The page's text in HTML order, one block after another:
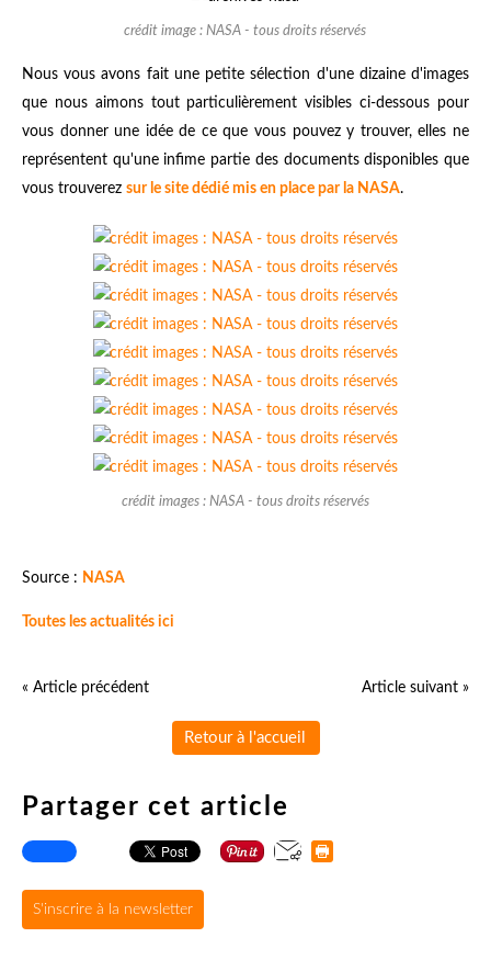
crédit image : NASA - tous droits réservés
Nous vous avons fait une petite sélection d'une dizaine d'images
que nous aimons tout particulièrement visibles ci-dessous pour
vous donner une idée de ce que vous pouvez y trouver, elles ne
représentent qu'une infime partie des documents disponibles que
vous trouverez sur le site dédié mis en place par la NASA.
crédit images : NASA - tous droits réservés
Source : NASA
Toutes les actualités ici
« Article précédent Article suivant »
Retour à l'accueil
Partager cet article
S'inscrire à la newsletter